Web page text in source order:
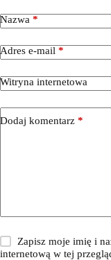
Nazwa *
Adres e-mail *
Witryna internetowa
Dodaj komentarz *
Zapisz moje imię i
internetową w tej